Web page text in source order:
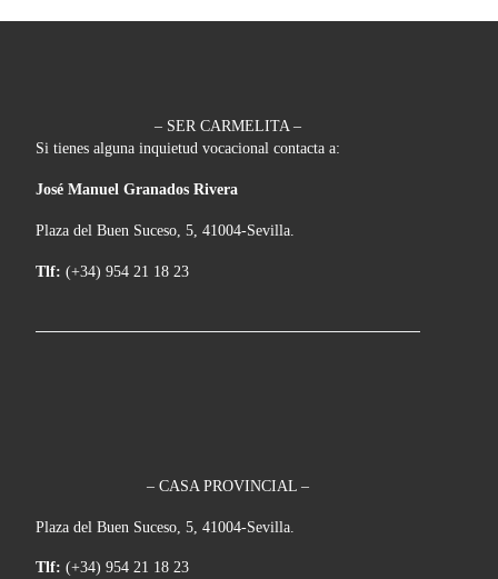
– SER CARMELITA –
Si tienes alguna inquietud vocacional contacta a:
José Manuel Granados Rivera
Plaza del Buen Suceso, 5, 41004-Sevilla.
Tlf: (+34) 954 21 18 23
– CASA PROVINCIAL –
Plaza del Buen Suceso, 5, 41004-Sevilla.
Tlf: (+34) 954 21 18 23